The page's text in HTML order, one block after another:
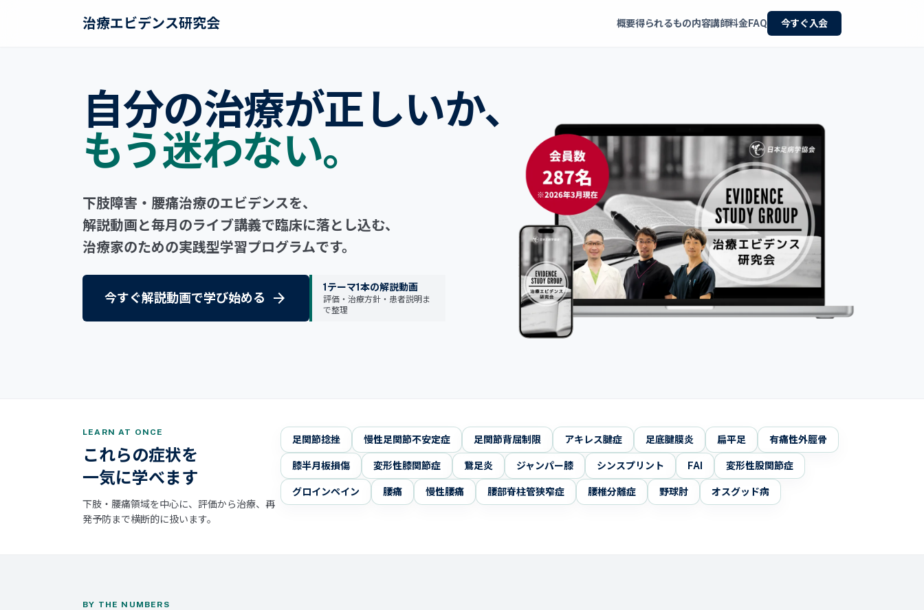
治療エビデンス研究会 概要得られるもの内容講師料金FAQ 今すぐ入会
自分の治療が正しいか、
もう迷わない。
下肢障害・腰痛治療のエビデンスを、
解説動画と毎月のライブ講義で臨床に落とし込む、
治療家のための実践型学習プログラムです。
今すぐ解説動画で学び始める arrow_forward
1テーマ1本の解説動画
評価・治療方針・患者説明ま
で整理
LEARN AT ONCE
これらの症状を
一気に学べます
下肢・腰痛領域を中心に、評価から治療、再
発予防まで横断的に扱います。
足関節捻挫 慢性足関節不安定症 足関節背屈制限 アキレス腱症 足底腱膜炎 扁平足 有痛性外脛骨
膝半月板損傷 変形性膝関節症 鵞足炎 ジャンパー膝 シンスプリント FAI 変形性股関節症
グロインペイン 腰痛 慢性腰痛 腰部脊柱管狭窄症 腰椎分離症 野球肘 オスグッド病
BY THE NUMBERS